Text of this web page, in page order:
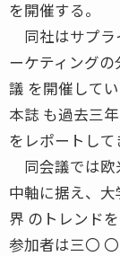
を開催する。
同社はサプラ
ーケティング
議 を開催して
本誌 も過去三
をレポートして
同会議では欧
中軸に据え、
界 のトレンドを
参加者は三〇